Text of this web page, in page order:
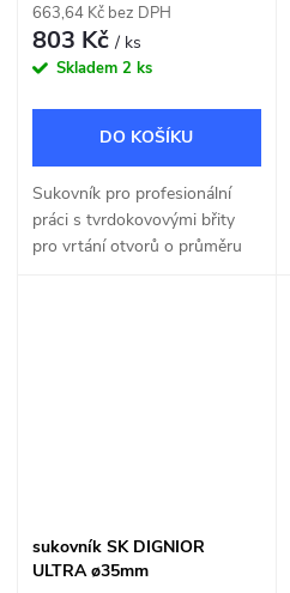
663,64 Kč bez DPH
803 Kč/ ks
Skladem 2 ks
DO KOŠÍKU
Sukovník pro profesionální
práci s tvrdokovovými břity
pro vrtání otvorů o průměru
sukovník SK DIGNIOR
ULTRA ø35mm